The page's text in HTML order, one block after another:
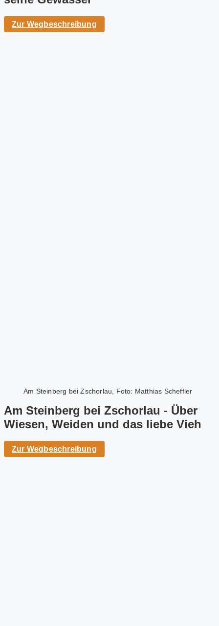
Zur Wegbeschreibung
Am Steinberg bei Zschorlau, Foto: Matthias Scheffler
Am Steinberg bei Zschorlau - Über
Wiesen, Weiden und das liebe Vieh
Zur Wegbeschreibung